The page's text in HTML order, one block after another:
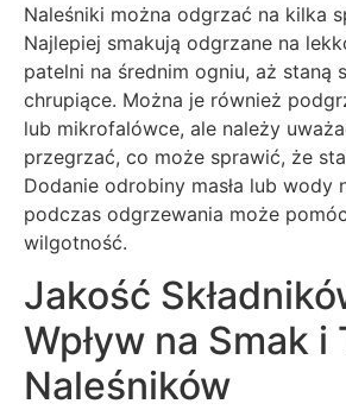
Naleśniki można odgrzać na kilka
Najlepiej smakują odgrzane na
patelni na średnim ogniu, aż staną
chrupiące. Można je również
lub mikrofalówce, ale należy
przegrzać, co może sprawić, że
Dodanie odrobiny masła lub wody
podczas odgrzewania może
wilgotność.
Jakość
Wpływ na Smak i
Naleśników